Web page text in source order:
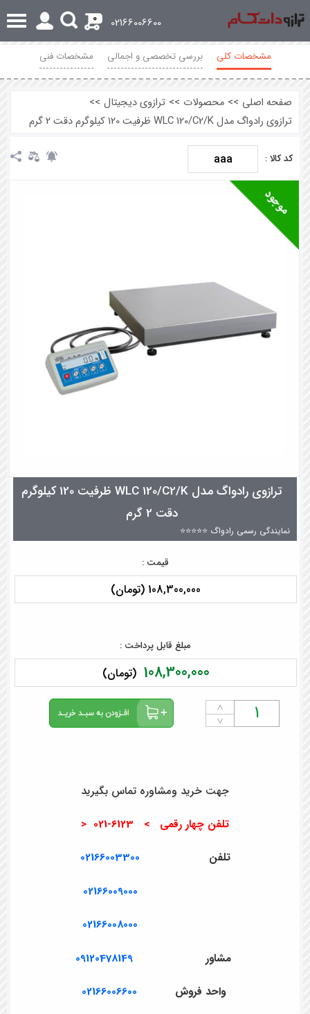
02166006600
0
مشخصات کلی بررسی تخصصی و اجمالی مشخصات فنی
صفحه اصلی >> محصولات >> ترازوی دیجیتال >>
ترازوی رادواگ مدل WLC 120/C2/K ظرفیت 120 کیلوگرم دقت 2 گرم
کد کالا : aaa
ترازوی رادواگ مدل WLC 120/C2/K ظرفیت 120 کیلوگرم
دقت 2 گرم
نمایندگی رسمی رادواگ ⭐⭐⭐⭐⭐
قیمت :
108,300,000 (تومان)
مبلغ قابل پرداخت :
108,300,000 (تومان)
˄
˅
جهت خرید ومشاوره تماس بگیرید
تلفن چهار رقمی > 6123-021 <
تلفن 02166003300
02166009000
02166008000
مشاور 09120478149
واحد فروش 02166006600